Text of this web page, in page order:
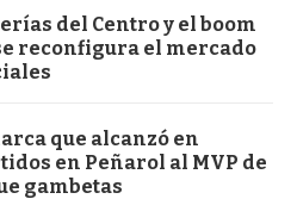
del Centro y el boom
reconfigura el mercado
que alcanzó en
en Peñarol al MVP de
gambetas